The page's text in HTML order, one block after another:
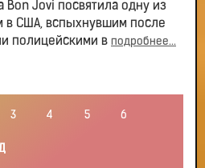
Jovi посвятила одну из
в США, вспыхнувшим после
полицейскими в подробнее...
3 4 5 6